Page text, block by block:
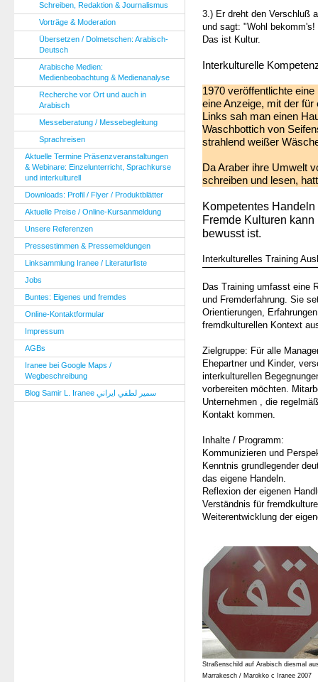
Schreiben, Redaktion & Journalismus
Vorträge & Moderation
Übersetzen / Dolmetschen: Arabisch-
Deutsch
Arabische Medien:
Medienbeobachtung & Medienanalyse
Recherche vor Ort und auch in
Arabisch
Messeberatung / Messebegleitung
Sprachreisen
Aktuelle Termine Präsenzveranstaltungen
& Webinare: Einzelunterricht, Sprachkurse
und interkulturell
Downloads: Profil / Flyer / Produktblätter
Aktuelle Preise / Online-Kursanmeldung
Unsere Referenzen
Pressestimmen & Pressemeldungen
Linksammlung Iranee / Literaturliste
Jobs
Buntes: Eigenes und fremdes
Online-Kontaktformular
Impressum
AGBs
Iranee bei Google Maps /
Wegbeschreibung
Blog Samir L. Iranee سمير لطفي ايراني
3.) Er dreht den Verschluß
und sagt: "Wohl
Das ist Kultur.
Interkulturelle
1970 veröffentlichte
eine Anzeige, mit der
Links sah man einen
Waschbottich von
strahlend weißer
Da Araber ihre Umwelt
schreiben und lesen,
Kompetentes
Fremde Kulturen
bewusst ist.
Interkulturelles Training
Das Training umfasst eine
und Fremderfahrung. Sie
Orientierungen,
fremdkulturellen Kontext
Zielgruppe: Für alle
Ehepartner und Kinder,
interkulturellen
vorbereiten möchten.
Unternehmen , die
Kontakt kommen.
Inhalte / Programm:
Kommunizieren und
Kenntnis grundlegender
das eigene Handeln.
Reflexion der eigenen
Verständnis für
Weiterentwicklung der
Straßenschild auf Arabisch diesmal
Marrakesch / Marokko c Iranee 2007